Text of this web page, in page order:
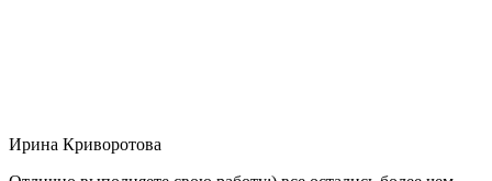
Ирина Криворотова